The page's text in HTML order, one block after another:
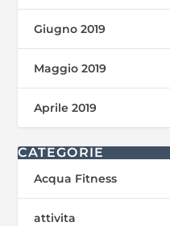
Giugno 2019
Maggio 2019
Aprile 2019
CATEGORIE
Acqua Fitness
attivita